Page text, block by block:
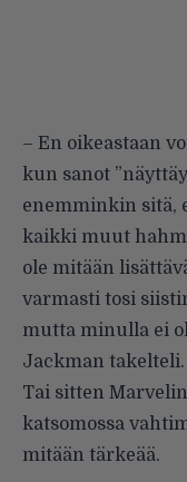
– En oikeastaan
kun sanot
enemminkin sitä,
kaikki muut
ole mitään
varmasti tosi
mutta minulla ei
Jackman takelteli.
Tai sitten
katsomossa
mitään tärkeää.